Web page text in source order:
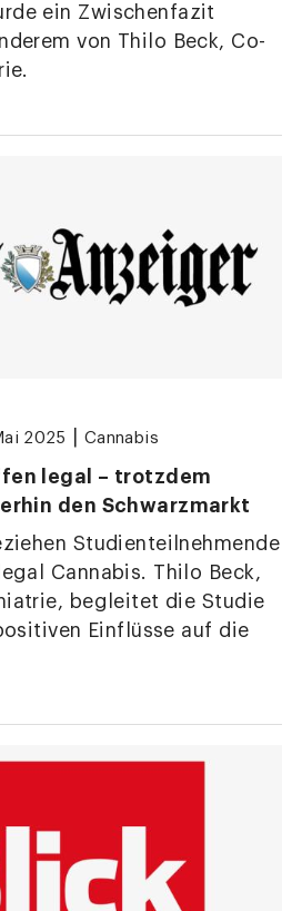
ein Zwischenfazit
von Thilo Beck, Co-
2025 Cannabis
legal – trotzdem
den Schwarzmarkt
Studienteilnehmende
Cannabis. Thilo Beck,
begleitet die Studie
Einflüsse auf die